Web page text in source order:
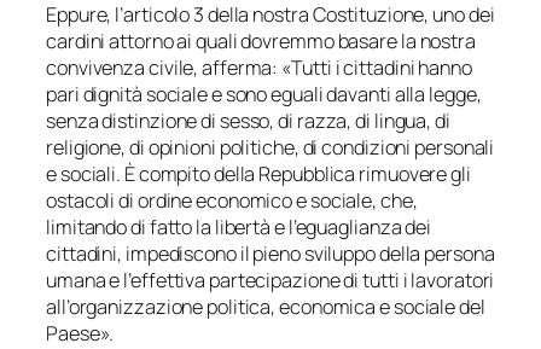
Eppure, l’articolo 3 della nostra Costituzione, uno dei
cardini attorno ai quali dovremmo basare la nostra
convivenza civile, afferma: «Tutti i cittadini hanno
pari dignità sociale e sono eguali davanti alla legge,
senza distinzione di sesso, di razza, di lingua, di
religione, di opinioni politiche, di condizioni personali
e sociali. È compito della Repubblica rimuovere gli
ostacoli di ordine economico e sociale, che,
limitando di fatto la libertà e l’eguaglianza dei
cittadini, impediscono il pieno sviluppo della persona
umana e l’effettiva partecipazione di tutti i lavoratori
all’organizzazione politica, economica e sociale del
Paese».